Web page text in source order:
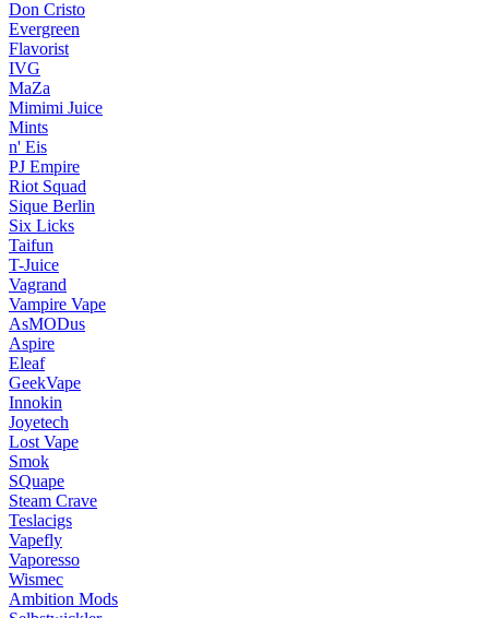
Don Cristo
Evergreen
Flavorist
IVG
MaZa
Mimimi Juice
Mints
n' Eis
PJ Empire
Riot Squad
Sique Berlin
Six Licks
Taifun
T-Juice
Vagrand
Vampire Vape
AsMODus
Aspire
Eleaf
GeekVape
Innokin
Joyetech
Lost Vape
Smok
SQuape
Steam Crave
Teslacigs
Vapefly
Vaporesso
Wismec
Ambition Mods